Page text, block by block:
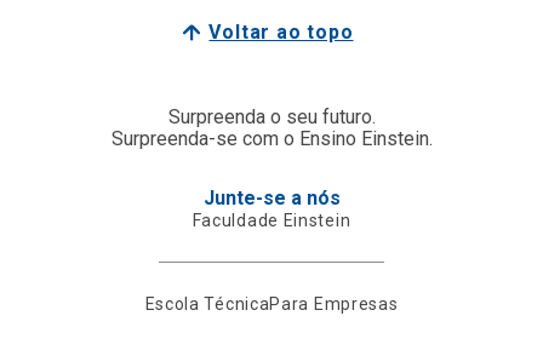
Voltar ao topo
Surpreenda o seu futuro.
Surpreenda-se com o Ensino Einstein.
Junte-se a nós
Faculdade Einstein
Escola TécnicaPara Empresas